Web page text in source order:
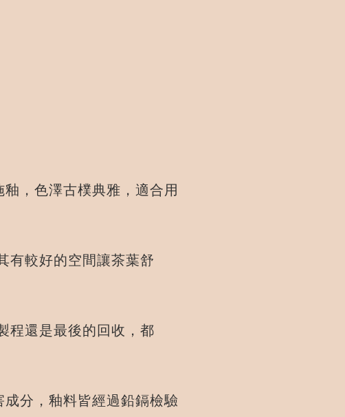
，色澤古樸典雅，適合用
較好的空間讓茶葉舒
還是最後的回收，都
分，釉料皆經過鉛鎘檢驗